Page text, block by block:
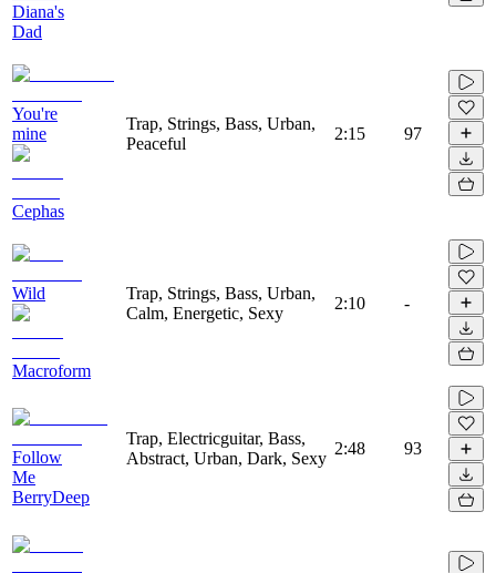
Diana's
Dad
You're
mine
Cephas
Trap, Strings, Bass, Urban,
Peaceful
2:15 97
Wild
Macroform
Trap, Strings, Bass, Urban,
Calm, Energetic, Sexy
2:10 -
Follow
Me
BerryDeep
Trap, Electricguitar, Bass,
Abstract, Urban, Dark, Sexy
2:48 93